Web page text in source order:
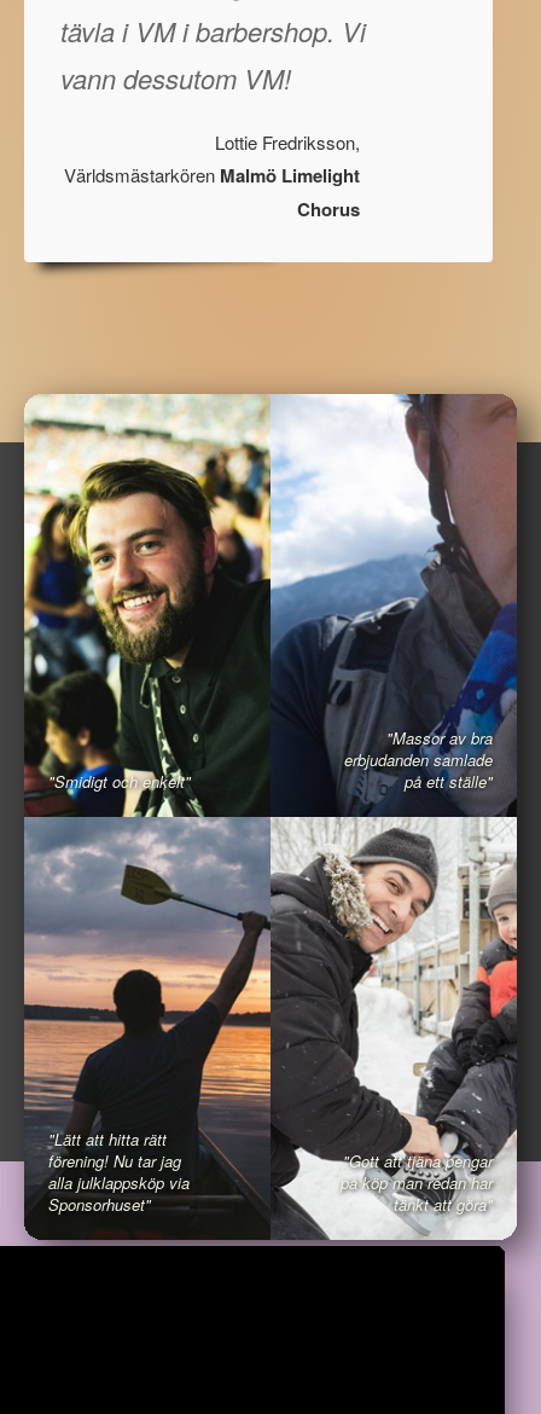
tävla i VM i barbershop. Vi
vann dessutom VM!
Lottie Fredriksson,
Världsmästarkören Malmö Limelight
Chorus
"Smidigt och enkelt"
"Massor av bra
erbjudanden samlade
på ett ställe"
"Lätt att hitta rätt
förening! Nu tar jag
alla julklappsköp via
Sponsorhuset"
"Gott att tjäna pengar
på köp man redan har
tänkt att göra"